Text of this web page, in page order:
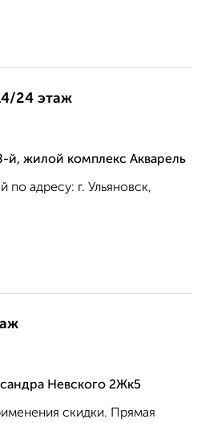
24 этаж
жилой комплекс Акварель
адресу: г. Ульяновск,
Невского 2Жк5
cкидки. Прямая